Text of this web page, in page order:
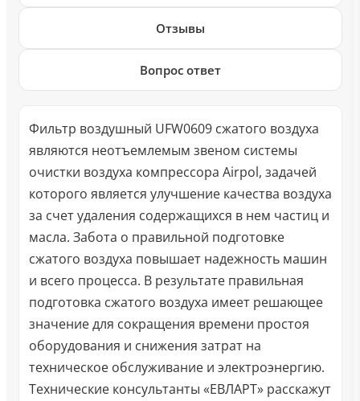
Отзывы
Вопрос ответ
Фильтр воздушный UFW0609 сжатого воздуха
являются неотъемлемым звеном системы
очистки воздуха компрессора Airpol, задачей
которого является улучшение качества воздуха
за счет удаления содержащихся в нем частиц и
масла. Забота о правильной подготовке
сжатого воздуха повышает надежность машин
и всего процесса. В результате правильная
подготовка сжатого воздуха имеет решающее
значение для сокращения времени простоя
оборудования и снижения затрат на
техническое обслуживание и электроэнергию.
Технические консультанты «ЕВЛАРТ» расскажут